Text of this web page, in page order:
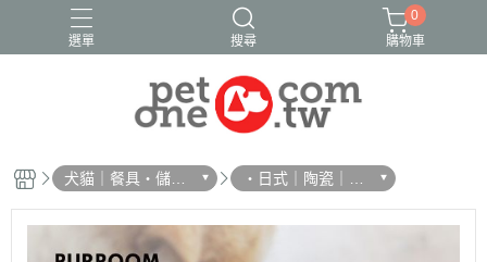
選單 搜尋
0
購物車
犬貓｜餐具・儲
糧・濾芯
・日式｜陶瓷｜木
質